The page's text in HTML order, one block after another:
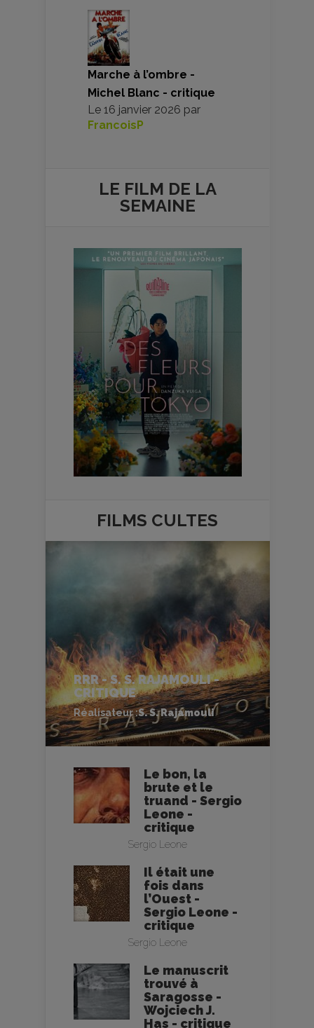
Marche à l’ombre -
Michel Blanc - critique
Le 16 janvier 2026 par
FrancoisP
LE FILM DE LA
SEMAINE
FILMS CULTES
RRR - S. S. RAJAMOULI -
CRITIQUE
Réalisateur :S. S. Rajamouli
Le bon, la
brute et le
truand - Sergio
Leone -
critique
Sergio Leone
Il était une
fois dans
l’Ouest -
Sergio Leone -
critique
Sergio Leone
Le manuscrit
trouvé à
Saragosse -
Wojciech J.
Has - critique